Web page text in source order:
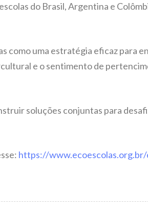
do Brasil, Argentina e
como uma estratégia eficaz para
e o sentimento de
soluções conjuntas para
https://